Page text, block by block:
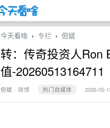
今天看啥 › 专栏 › 但斌
转：传奇投资人Ron
值-20260513164711
但斌 · 微博 · 热门自媒体 · 2026-05-